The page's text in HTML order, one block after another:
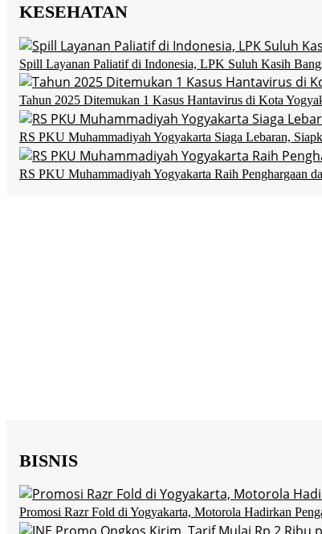
KESEHATAN
Spill Layanan Paliatif di Indonesia, LPK Suluh Kasih
Tahun 2025 Ditemukan 1 Kasus Hantavirus di Kota
RS PKU Muhammadiyah Yogyakarta Siaga Lebaran,
RS PKU Muhammadiyah Yogyakarta Raih Penghargaan
BISNIS
Promosi Razr Fold di Yogyakarta, Motorola Hadirkan